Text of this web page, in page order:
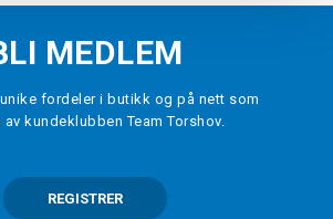
MEDLEM
fordeler i butikk og på nett som
av kundeklubben Team Torshov.
REGISTRER